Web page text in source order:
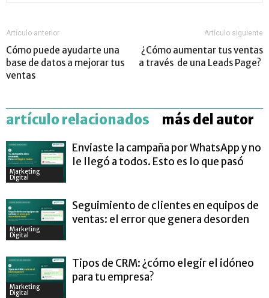
Artículo anterior
Cómo puede ayudarte una
base de datos a mejorar tus
ventas
Artículo siguiente
¿Cómo aumentar tus ventas
a través de una Leads Page?
artículo relacionados más del autor
Marketing
Digital
Enviaste la campaña por WhatsApp y no
le llegó a todos. Esto es lo que pasó
Marketing
Digital
Seguimiento de clientes en equipos de
ventas: el error que genera desorden
Marketing
Digital
Tipos de CRM: ¿cómo elegir el idóneo
para tu empresa?